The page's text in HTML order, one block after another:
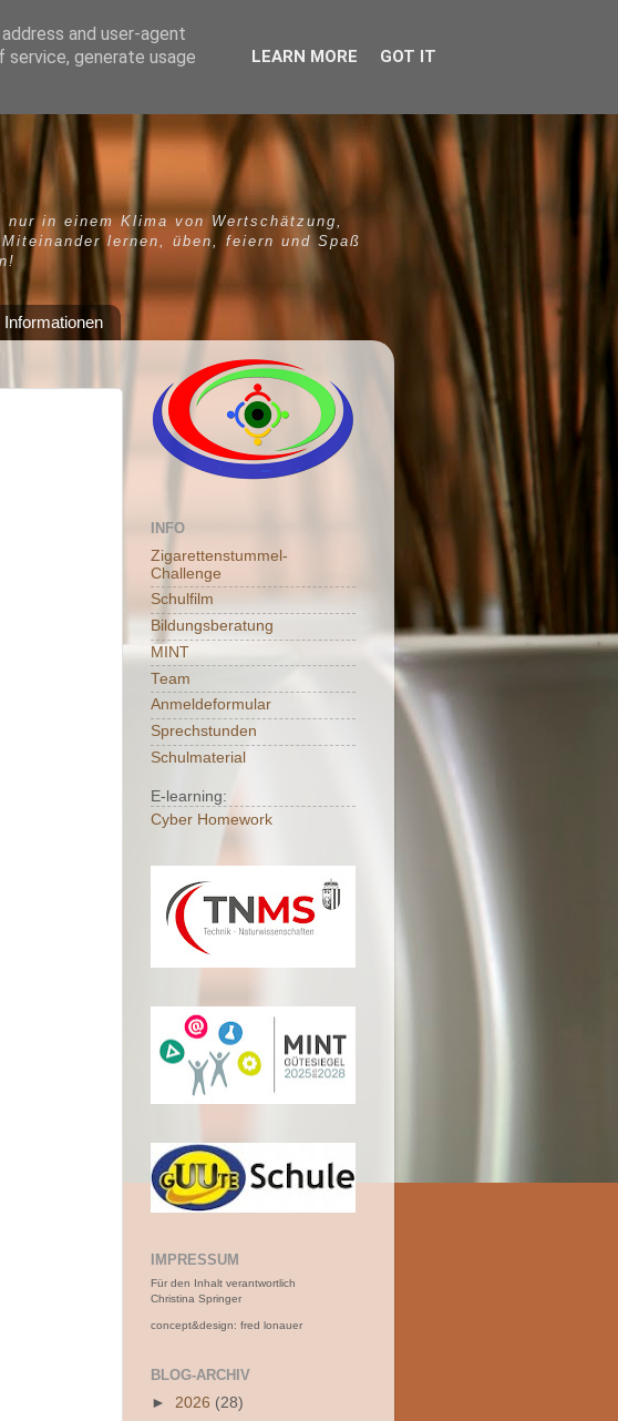
in einem Klima von Wertschätzung,
lernen, üben, feiern und Spaß
Informationen
INFO
Zigarettenstummel-
Challenge
Schulfilm
Bildungsberatung
MINT
Team
Anmeldeformular
Sprechstunden
Schulmaterial
E-learning:
Cyber Homework
IMPRESSUM
Für den Inhalt verantwortlich
Christina Springer
concept&design: fred lonauer
BLOG-ARCHIV
► 2026 (28)
and user-agent
generate usage
LEARN MORE GOT IT